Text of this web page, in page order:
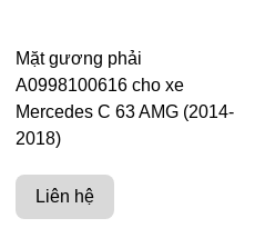
Mặt gương phải
A0998100616 cho xe
Mercedes C 63 AMG (2014-
2018)
Liên hệ